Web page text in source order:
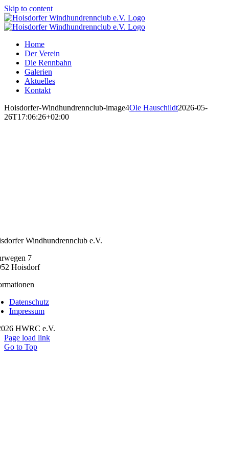
Skip to content
Home
Der Verein
Die Rennbahn
Galerien
Aktuelles
Kontakt
Hoisdorfer-Windhundrennclub-image4Ole Hauschildt2026-05-
26T17:06:26+02:00
Windhundrennclub e.V.
7
Hoisdorf
Datenschutz
Impressum
HWRC e.V.
Page load link
Go to Top